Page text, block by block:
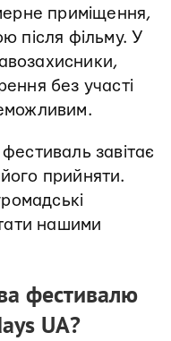
приміщення,
після фільму. У
без участі
завітає
його прийняти.
нашими
фестивалю
UA?